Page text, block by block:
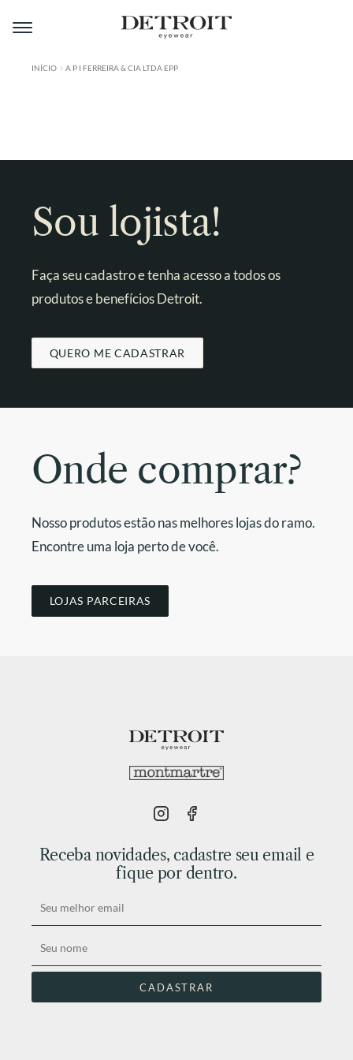
Pular
para
Pular
para
A MONTMARTRE
CONTATO
INÍCIO A P I FERREIRA & CIA LTDA EPP
Sou lojista!
Faça seu cadastro e tenha acesso a todos os
produtos e benefícios Detroit.
QUERO ME CADASTRAR
Onde comprar?
Nosso produtos estão nas melhores lojas do ramo.
Encontre uma loja perto de você.
LOJAS PARCEIRAS
Receba novidades, cadastre seu email e
fique por dentro.